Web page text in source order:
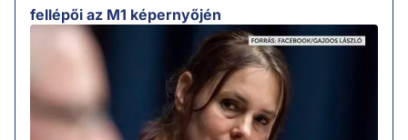
fellépői az M1 képernyőjén